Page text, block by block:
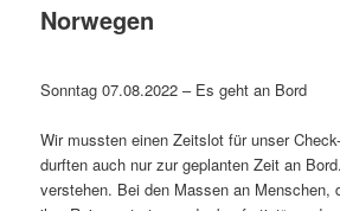
Norwegen
Sonntag 07.08.2022 – Es geht an Bord
Wir mussten einen Zeitslot für unser
durften auch nur zur geplanten Zeit an
verstehen. Bei den Massen an Menschen,